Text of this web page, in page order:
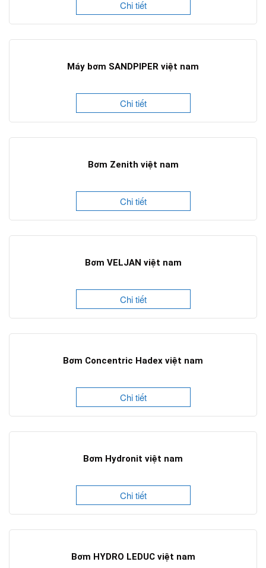
Chi tiết
Máy bơm SANDPIPER việt nam
Chi tiết
Bơm Zenith việt nam
Chi tiết
Bơm VELJAN việt nam
Chi tiết
Bơm Concentric Hadex việt nam
Chi tiết
Bơm Hydronit việt nam
Chi tiết
Bơm HYDRO LEDUC việt nam